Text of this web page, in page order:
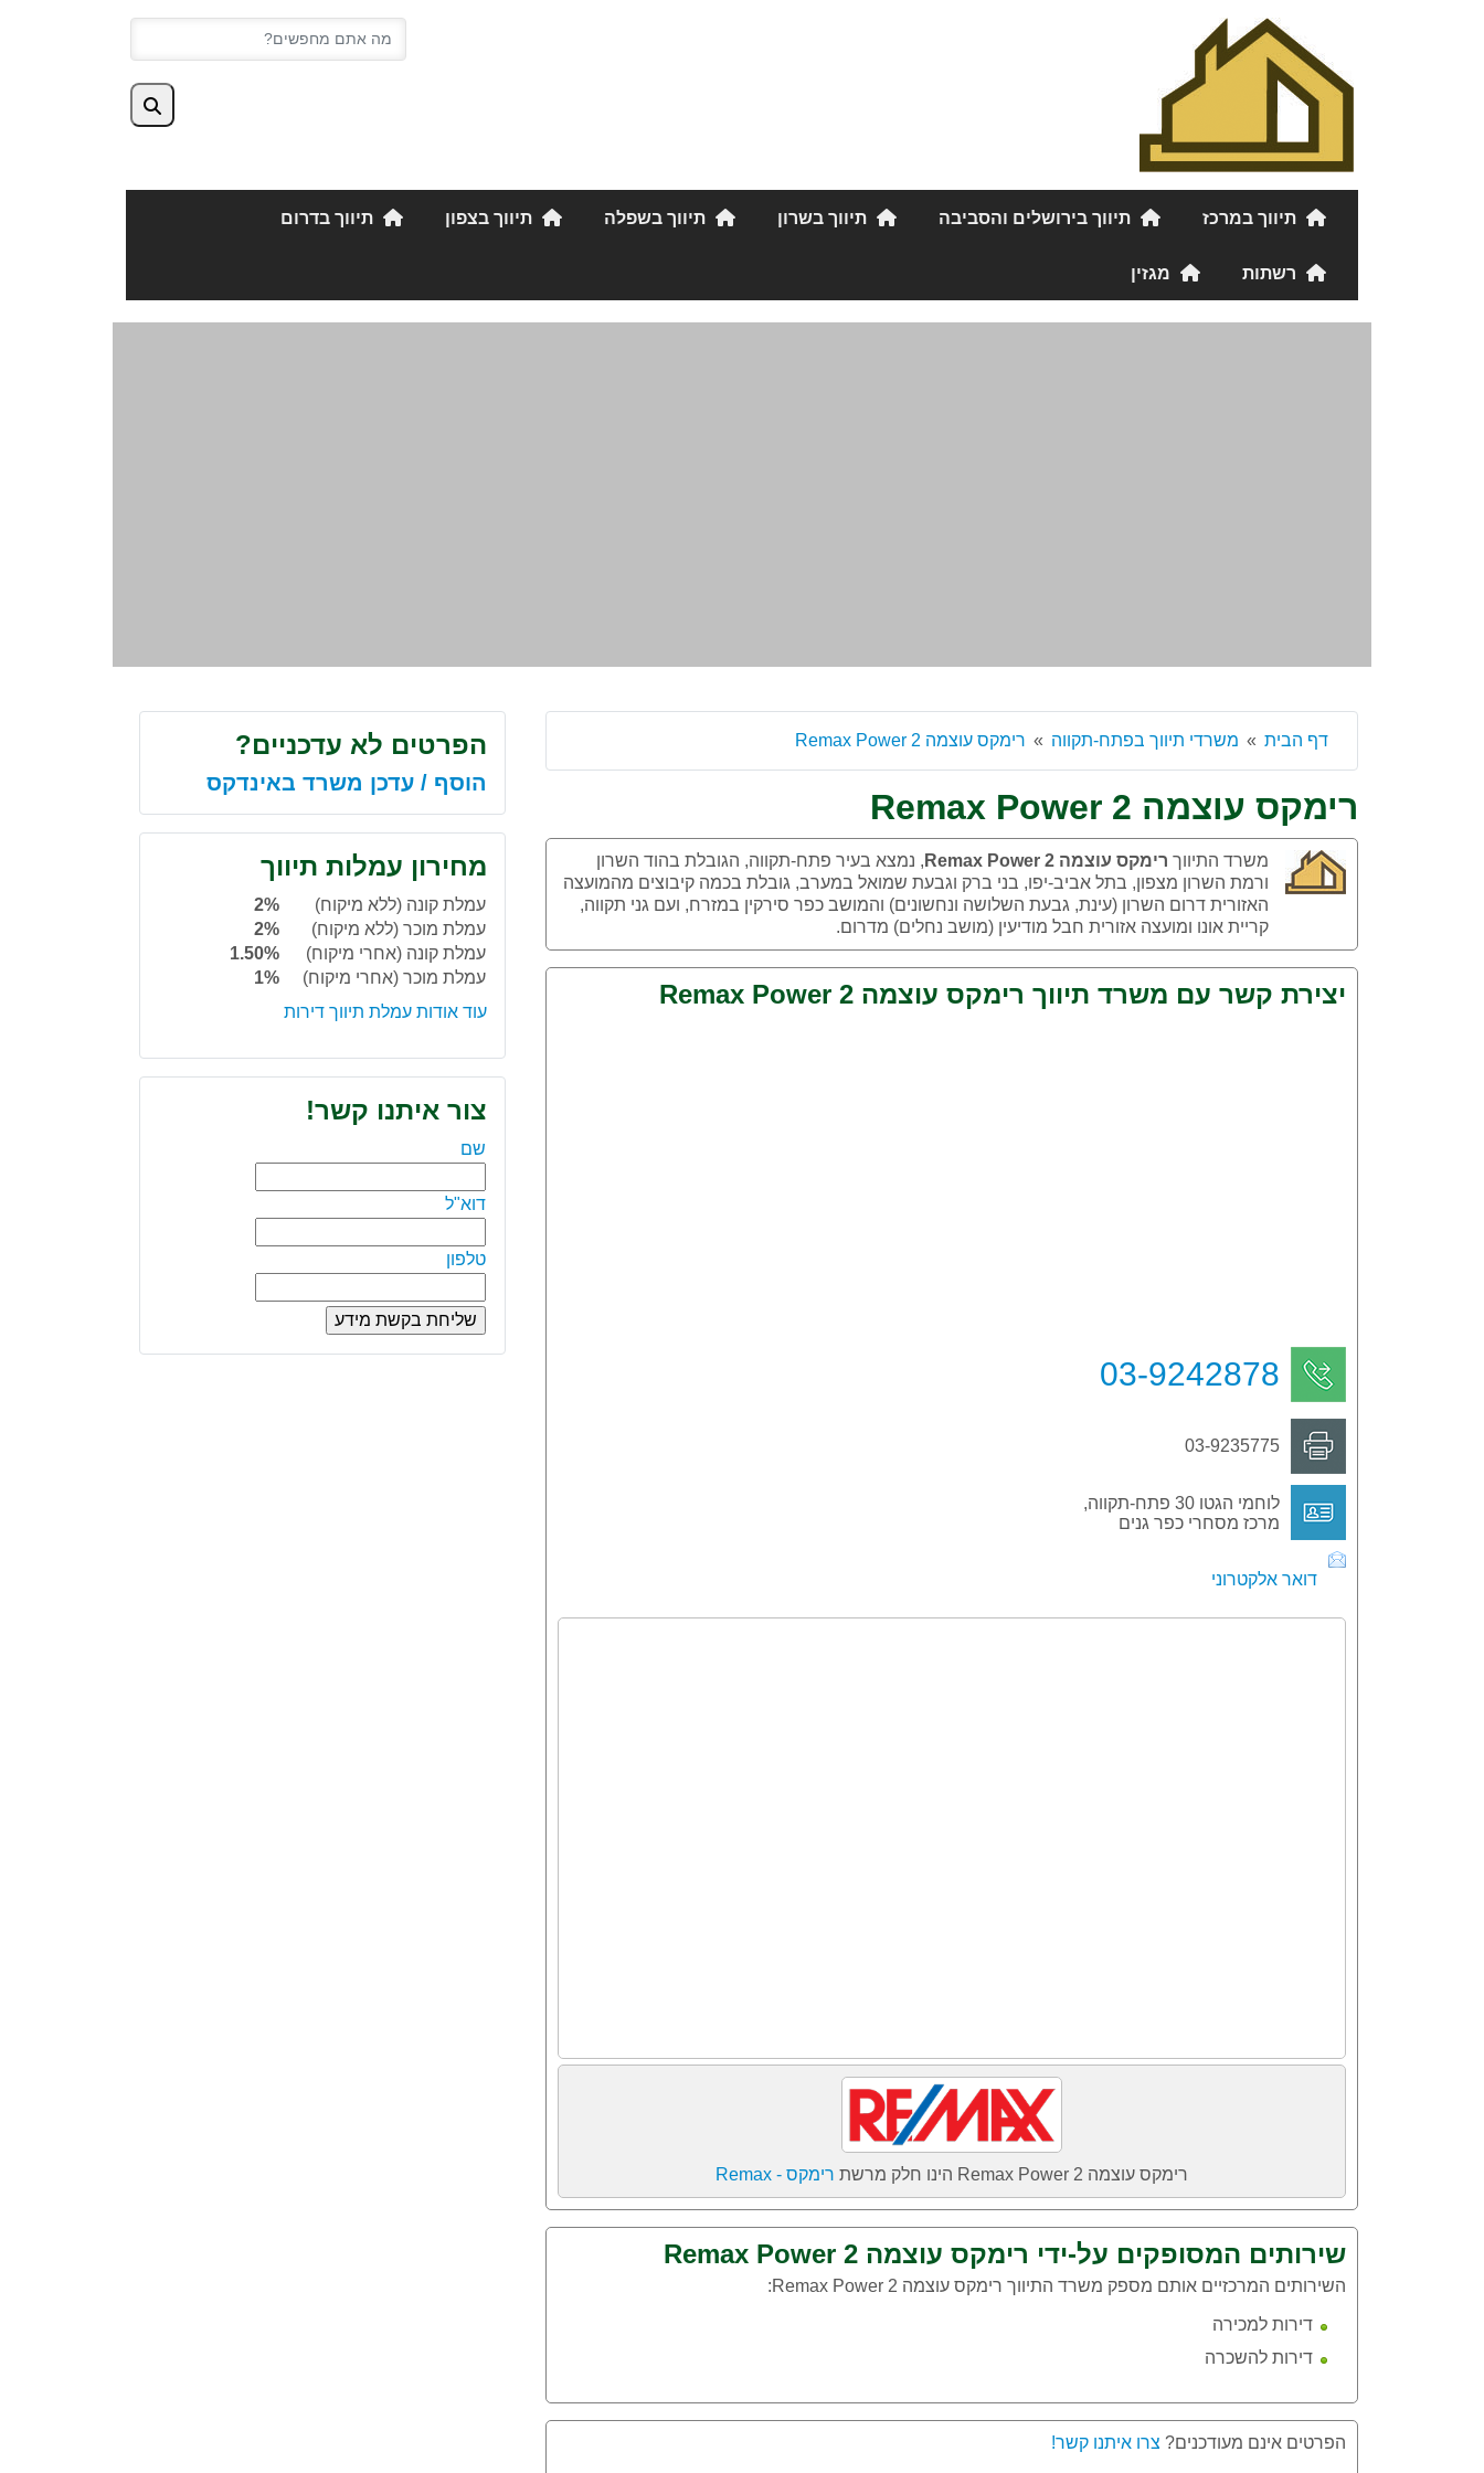
תיווך במרכז תיווך בירושלים והסביבה תיווך בשרון תיווך בשפלה תיווך בצפון תיווך בדרום
רשתות מגזין
דף הבית משרדי תיווך בפתח-תקווה רימקס עוצמה 2 Remax Power
רימקס עוצמה 2 Remax Power
משרד התיווך רימקס עוצמה 2 Remax Power
, נמצא בעיר פתח-תקווה, הגובלת בהוד השרון
ורמת השרון מצפון, בתל אביב-יפו, בני ברק וגבעת שמואל במערב, גובלת בכמה קיבוצים מהמועצה
האזורית דרום השרון (עינת, גבעת השלושה ונחשונים) והמושב כפר סירקין במזרח, ועם גני תקווה,
קריית אונו ומועצה אזורית חבל מודיעין (מושב נחלים) מדרום.
יצירת קשר עם משרד תיווך רימקס עוצמה 2 Remax Power
03-9242878
03-9235775
לוחמי הגטו 30 פתח-תקווה,
מרכז מסחרי כפר גנים
דואר אלקטרוני
רימקס עוצמה 2 Remax Power הינו חלק מרשת רימקס - Remax
שירותים המסופקים על-ידי רימקס עוצמה 2 Remax Power
השירותים המרכזיים אותם מספק משרד התיווך רימקס עוצמה 2 Remax Power:
דירות למכירה
דירות להשכרה
הפרטים אינם מעודכנים? צרו איתנו קשר!
הפרטים לא עדכניים?
הוסף / עדכן משרד באינדקס
מחירון עמלות תיווך
עמלת קונה (ללא מיקוח)
2%
עמלת מוכר (ללא מיקוח)
2%
עמלת קונה (אחרי מיקוח)
1.50%
עמלת מוכר (אחרי מיקוח)
1%
עוד אודות עמלת תיווך דירות
צור איתנו קשר!
שם
דוא"ל
טלפון